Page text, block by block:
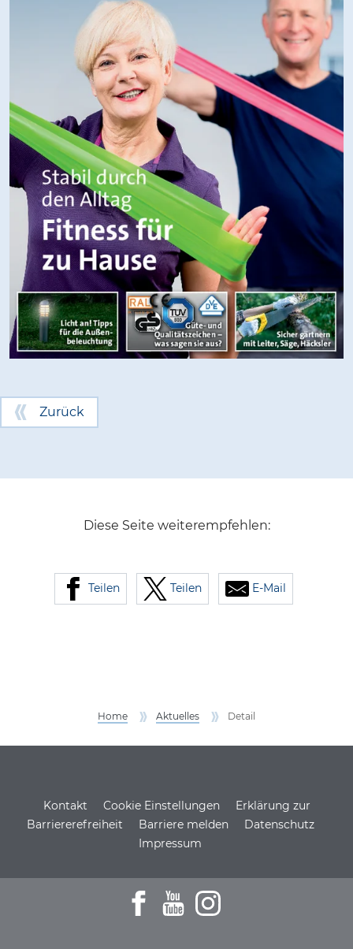
Zurück
Diese Seite weiterempfehlen:
Teilen Teilen E-Mail
Home Aktuelles Detail
Service Informationen
Kontakt Cookie Einstellungen
Erklärung zur
Barriererefreiheit
Barriere melden
Datenschutz
Impressum
Zum Facebookprofil der DSH
Zu den Youtube-Filmen der
Zum Instagramprofil der